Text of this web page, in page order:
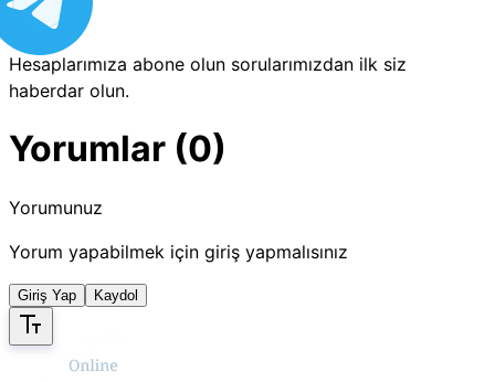
Hesaplarımıza abone olun sorularımızdan ilk siz
haberdar olun.
Yorumlar (0)
Yorumunuz
Yorum yapabilmek için giriş yapmalısınız
Giriş Yap Kaydol